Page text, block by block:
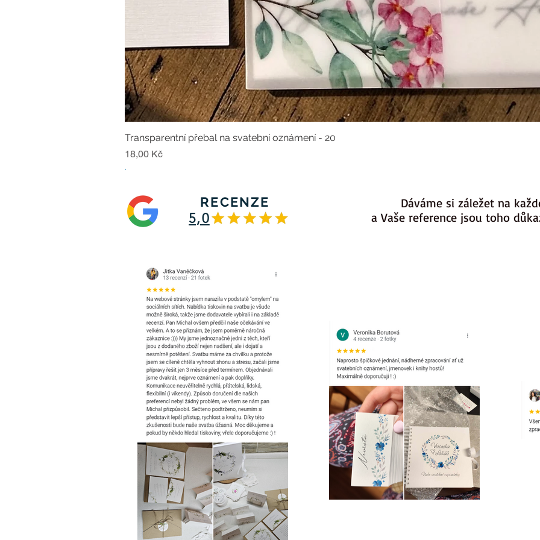
Transparentní přebal na svatební oznámení - 20
Cena
18,00 Kč
.
RECENZE
5,0
Dáváme si záležet na
a Vaše reference jsou toho